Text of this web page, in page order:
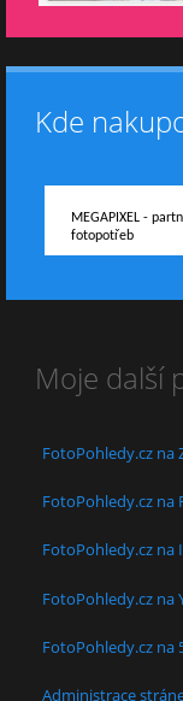
Kde
MEGAPIXEL -
fotopotřeb
Moje další
FotoPohledy.cz na
FotoPohledy.cz na
FotoPohledy.cz na
FotoPohledy.cz na
FotoPohledy.cz na
Administrace